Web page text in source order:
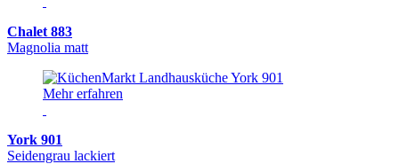
Chalet 883
Magnolia matt
Mehr erfahren
York 901
Seidengrau lackiert